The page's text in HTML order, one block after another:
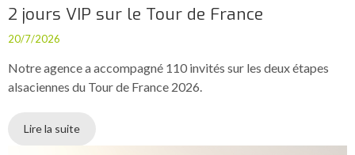
2 jours VIP sur le Tour de France
20/7/2026
Notre agence a accompagné 110 invités sur les deux étapes
alsaciennes du Tour de France 2026.
Lire la suite